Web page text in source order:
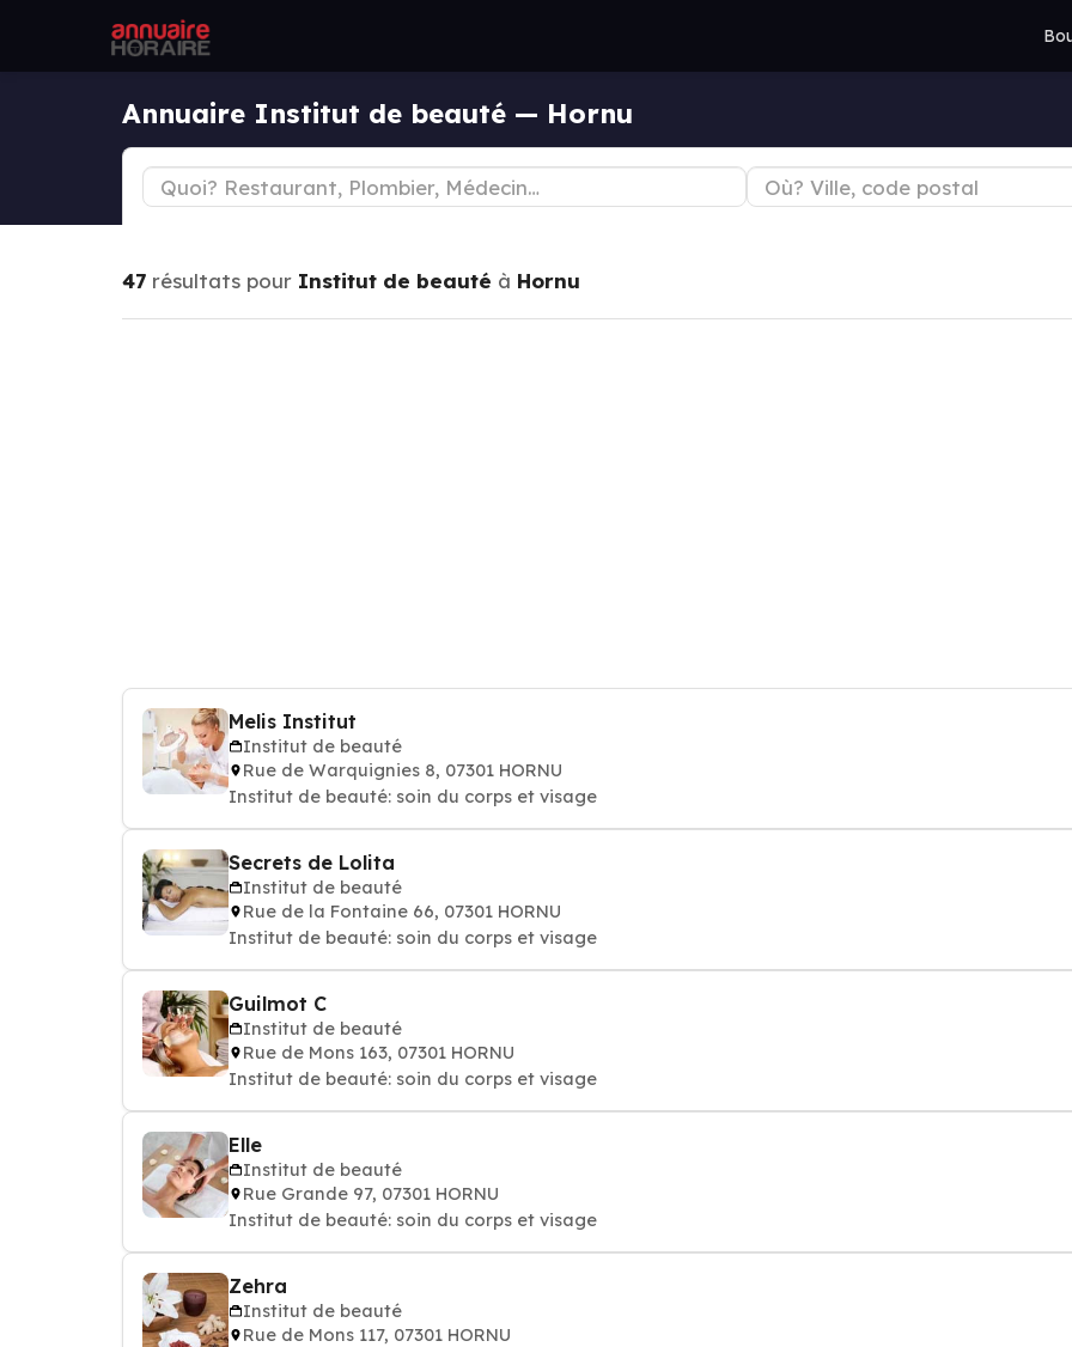
Annuaire Institut de beauté — Hornu
47 résultats pour Institut de beauté à Hornu
Melis Institut
Institut de beauté
Rue de Warquignies 8, 07301 HORNU
Institut de beauté: soin du corps et visage
Secrets de Lolita
Institut de beauté
Rue de la Fontaine 66, 07301 HORNU
Institut de beauté: soin du corps et visage
Guilmot C
Institut de beauté
Rue de Mons 163, 07301 HORNU
Institut de beauté: soin du corps et visage
Elle
Institut de beauté
Rue Grande 97, 07301 HORNU
Institut de beauté: soin du corps et visage
Zehra
Institut de beauté
Rue de Mons 117, 07301 HORNU